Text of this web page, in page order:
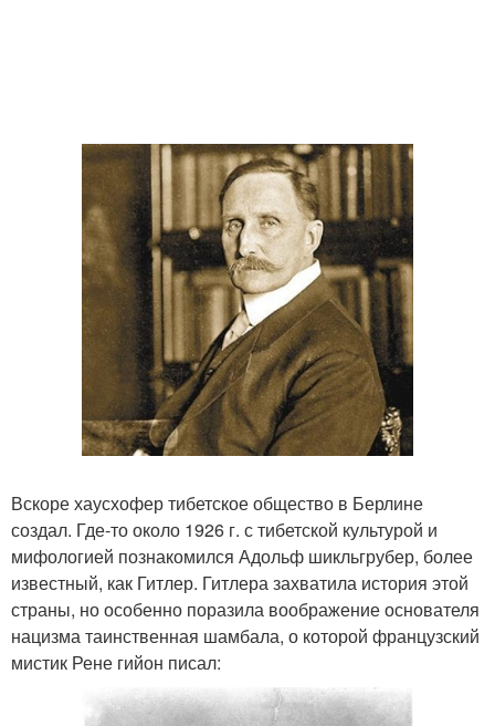
Вскоре хаусхофер тибетское общество в Берлине
создал. Где-то около 1926 г. с тибетской культурой и
мифологией познакомился Адольф шикльгрубер, более
известный, как Гитлер. Гитлера захватила история этой
страны, но особенно поразила воображение основателя
нацизма таинственная шамбала, о которой французский
мистик Рене гийон писал: